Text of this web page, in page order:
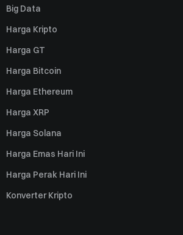
Big Data
Harga Kripto
Harga GT
Harga Bitcoin
Harga Ethereum
Harga XRP
Harga Solana
Harga Emas Hari Ini
Harga Perak Hari Ini
Konverter Kripto